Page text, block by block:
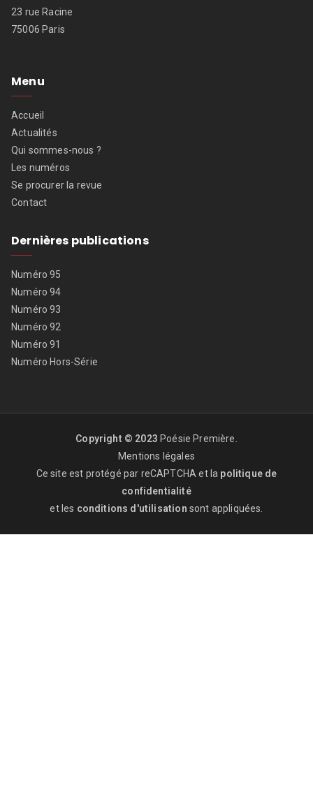
23 rue Racine
75006 Paris
Menu
Accueil
Actualités
Qui sommes-nous ?
Les numéros
Se procurer la revue
Contact
Dernières publications
Numéro 95
Numéro 94
Numéro 93
Numéro 92
Numéro 91
Numéro Hors-Série
Copyright © 2023 Poésie Première.
Mentions légales
Ce site est protégé par reCAPTCHA et la politique de
confidentialité
et les conditions d'utilisation sont appliquées.